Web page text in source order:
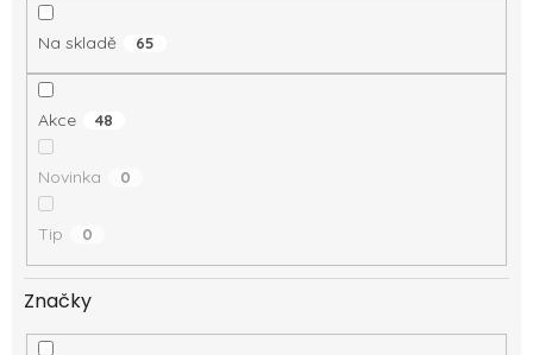
Na skladě 65
Akce 48
Novinka 0
Tip 0
Značky